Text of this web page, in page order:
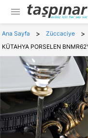
menu
Ana Sayfa > Züccaciye >
KÜTAHYA PORSELEN